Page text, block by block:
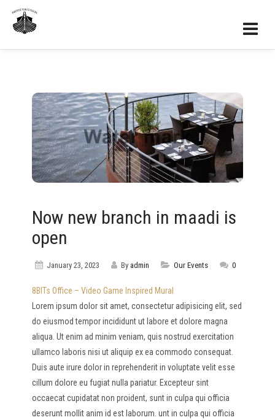
Now new branch in maadi is
open
January 23, 2023 By admin Our Events 0
8BITs Office – Video Game Inspired Mural
Lorem ipsum dolor sit amet, consectetur adipisicing elit, sed
do eiusmod tempor incididunt ut labore et dolore magna
aliqua. Ut enim ad minim veniam, quis nostrud exercitation
ullamco laboris nisi ut aliquip ex ea commodo consequat.
Duis aute irure dolor in reprehenderit in voluptate velit esse
cillum dolore eu fugiat nulla pariatur. Excepteur sint
occaecat cupidatat non proident, sunt in culpa qui officia
deserunt mollit anim id est laborum. unt in culpa qui officia